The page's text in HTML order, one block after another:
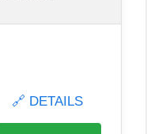
🔗 DETAILS